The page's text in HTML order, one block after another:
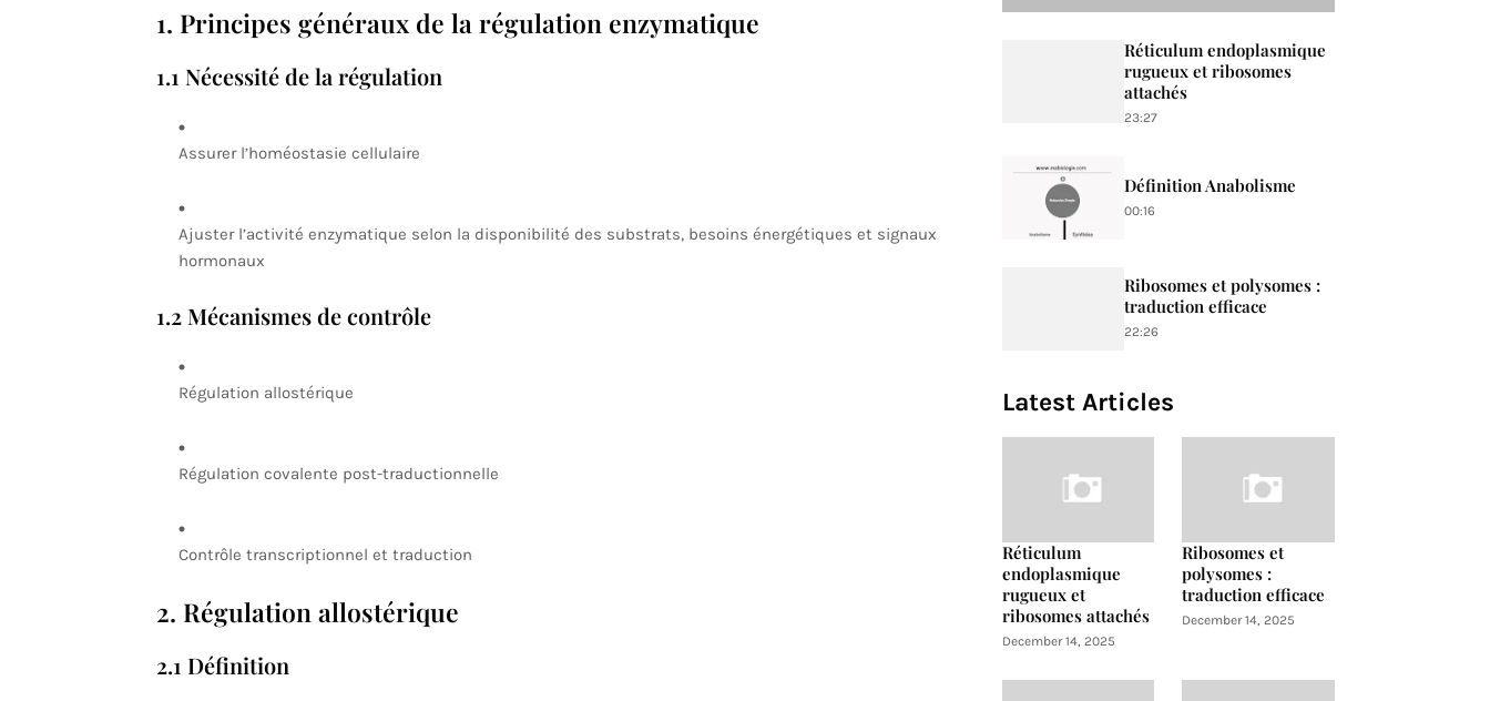
1. Principes généraux de la régulation enzymatique
1.1 Nécessité de la régulation
Assurer l’homéostasie cellulaire
Ajuster l’activité enzymatique selon la disponibilité des substrats, besoins énergétiques et signaux
hormonaux
1.2 Mécanismes de contrôle
Régulation allostérique
Régulation covalente post-traductionnelle
Contrôle transcriptionnel et traduction
2. Régulation allostérique
2.1 Définition
Réticulum endoplasmique
rugueux et ribosomes
attachés
23:27
Définition Anabolisme
00:16
Ribosomes et polysomes :
traduction efficace
22:26
Latest Articles
Réticulum
endoplasmique
rugueux et
ribosomes attachés
December 14, 2025
Ribosomes et
polysomes :
traduction efficace
December 14, 2025